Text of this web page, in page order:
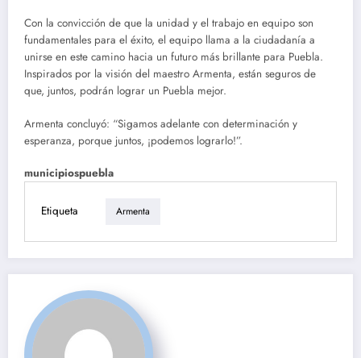
Con la convicción de que la unidad y el trabajo en equipo son
fundamentales para el éxito, el equipo llama a la ciudadanía a
unirse en este camino hacia un futuro más brillante para Puebla.
Inspirados por la visión del maestro Armenta, están seguros de
que, juntos, podrán lograr un Puebla mejor.
Armenta concluyó: “Sigamos adelante con determinación y
esperanza, porque juntos, ¡podemos lograrlo!”.
municipiospuebla
Etiqueta Armenta